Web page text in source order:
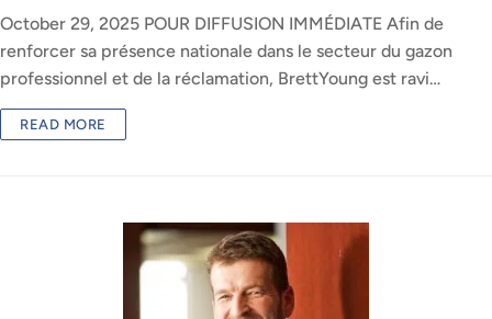
October 29, 2025 POUR DIFFUSION IMMÉDIATE Afin de
renforcer sa présence nationale dans le secteur du gazon
professionnel et de la réclamation, BrettYoung est ravi…
READ MORE